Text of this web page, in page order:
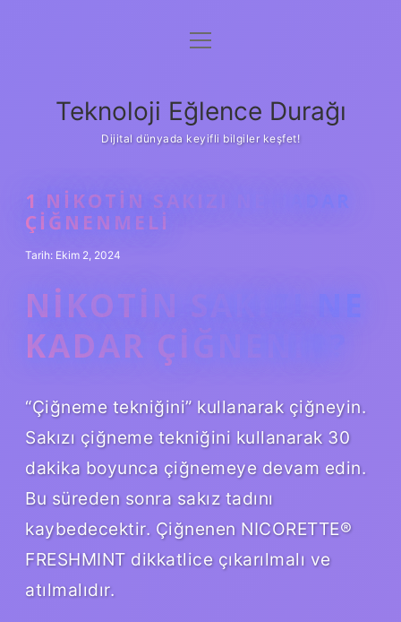
Anasayfa
Yasal Uyarı
menüyü
Teknoloji Eğlence Durağı
Dijital dünyada keyifli bilgiler keşfet!
1 NIKOTIN SAKIZI NE KADAR
ÇIĞNENMELI
Tarih: Ekim 2, 2024
NIKOTIN SAKIZI NE
KADAR ÇIĞNENIR?
“Çiğneme tekniğini” kullanarak çiğneyin.
Sakızı çiğneme tekniğini kullanarak 30
dakika boyunca çiğnemeye devam edin.
Bu süreden sonra sakız tadını
kaybedecektir. Çiğnenen NICORETTE®
FRESHMINT dikkatlice çıkarılmalı ve
atılmalıdır.